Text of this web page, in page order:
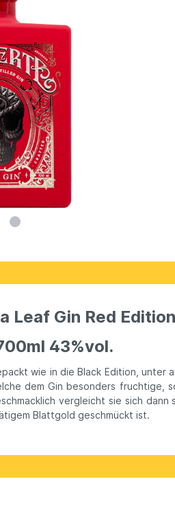
Gin Red
43%vol.
wie in die Black Edition,
dem Gin besonders
vergleicht sie sich
Blattgold geschmückt ist.